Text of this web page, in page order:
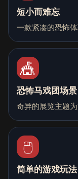
短小而难忘
一款紧凑的恐怖
🎪
恐怖马戏团场景
奇异的展览主题
🖱️
简单的游戏玩法